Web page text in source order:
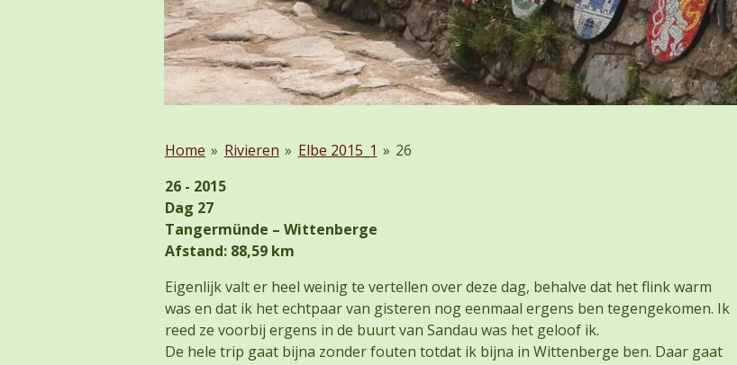
Home » Rivieren » Elbe 2015_1 » 26
26 - 2015
Dag 27
Tangermünde – Wittenberge
Afstand: 88,59 km
Eigenlijk valt er heel weinig te vertellen over deze dag, behalve dat het flink warm
was en dat ik het echtpaar van gisteren nog eenmaal ergens ben tegengekomen. Ik
reed ze voorbij ergens in de buurt van Sandau was het geloof ik.
De hele trip gaat bijna zonder fouten totdat ik bijna in Wittenberge ben. Daar gaat